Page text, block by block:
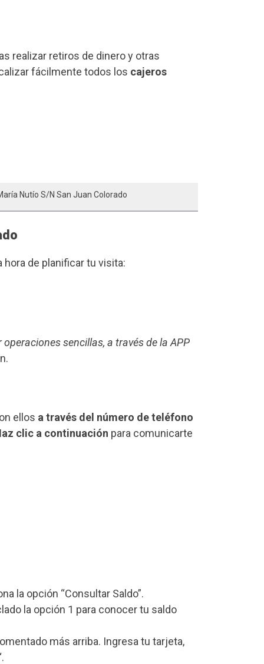
realizar retiros de dinero y otras
fácilmente todos los cajeros
Nutío S/n San Juan Colorado
hora de planificar tu visita:
sencillas, a través de la APP
ellos a través del número de teléfono
clic a continuación para comunicarte
la opción “Consultar Saldo”.
la opción 1 para conocer tu saldo
más arriba. Ingresa tu tarjeta,